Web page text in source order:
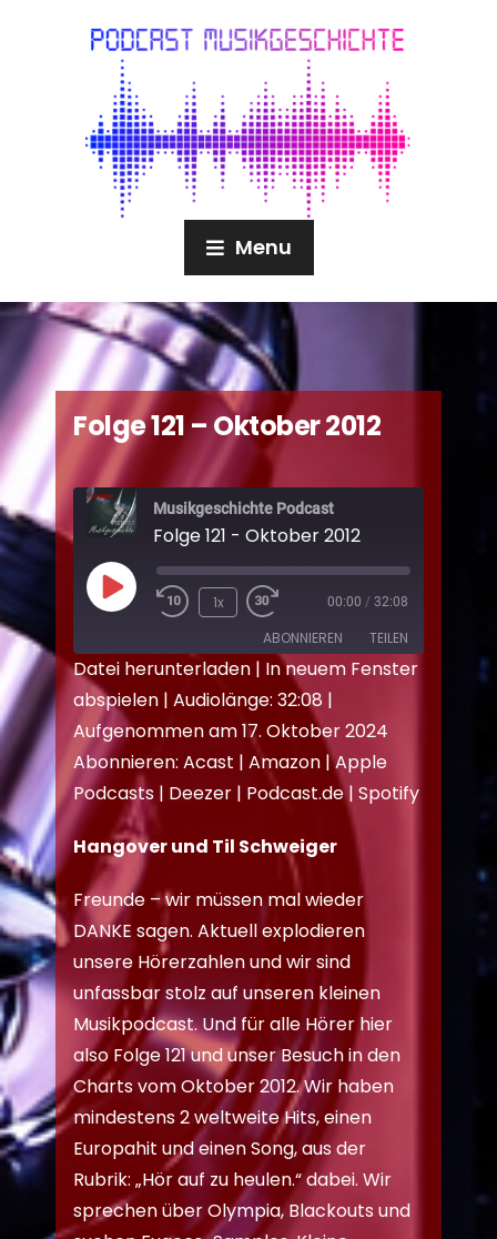
Menu
Folge 121 – Oktober 2012
Musikgeschichte Podcast
Folge 121 - Oktober 2012
1x 00:00 / 32:08
ABONNIEREN TEILEN
Acast Amazon
Apple Podcasts Deezer
Podcast.de Spotify
RSS FEED
TEILEN
LINK
EMBED
Datei herunterladen | In neuem Fenster
abspielen | Audiolänge: 32:08 |
Aufgenommen am 17. Oktober 2024
Abonnieren: Acast | Amazon |Apple
Podcasts | Deezer | Podcast.de| Spotify
Hangover und Til Schweiger
Freunde – wir müssen mal wieder
DANKE sagen. Aktuell explodieren
unsere Hörerzahlen und wir sind
unfassbar stolz auf unseren kleinen
Musikpodcast. Und für alle Hörer hier
also Folge 121 und unser Besuch in den
Charts vom Oktober 2012. Wir haben
mindestens 2 weltweite Hits, einen
Europahit und einen Song, aus der
Rubrik: „Hör auf zu heulen.“ dabei. Wir
sprechen über Olympia, Blackouts und